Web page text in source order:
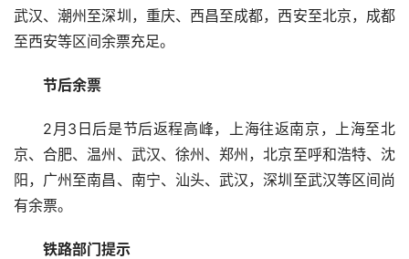
武汉、潮州至深圳，重庆、西昌至成都，西安至北京，成都
至西安等区间余票充足。
节后余票
2月3日后是节后返程高峰，上海往返南京，上海至北
京、合肥、温州、武汉、徐州、郑州，北京至呼和浩特、沈
阳，广州至南昌、南宁、汕头、武汉，深圳至武汉等区间尚
有余票。
铁路部门提示